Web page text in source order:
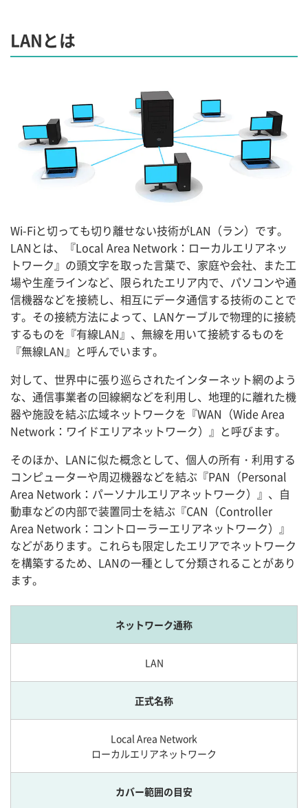
LANとは
Wi-Fiと切っても切り離せない技術がLAN（ラン）です。
LANとは、『Local Area Network：ローカルエリアネッ
トワーク』の頭文字を取った言葉で、家庭や会社、また工
場や生産ラインなど、限られたエリア内で、パソコンや通
信機器などを接続し、相互にデータ通信する技術のことで
す。その接続方法によって、LANケーブルで物理的に接続
するものを『有線LAN』、無線を用いて接続するものを
『無線LAN』と呼んでいます。
対して、世界中に張り巡らされたインターネット網のよう
な、通信事業者の回線網などを利用し、地理的に離れた機
器や施設を結ぶ広域ネットワークを『WAN（Wide Area
Network：ワイドエリアネットワーク）』と呼びます。
そのほか、LANに似た概念として、個人の所有・利用する
コンピューターや周辺機器などを結ぶ『PAN（Personal
Area Network：パーソナルエリアネットワーク）』、自
動車などの内部で装置同士を結ぶ『CAN（Controller
Area Network：コントローラーエリアネットワーク）』
などがあります。これらも限定したエリアでネットワーク
を構築するため、LANの一種として分類されることがあり
ます。
ネットワーク通称
LAN
正式名称
Local Area Network
ローカルエリアネットワーク
カバー範囲の目安